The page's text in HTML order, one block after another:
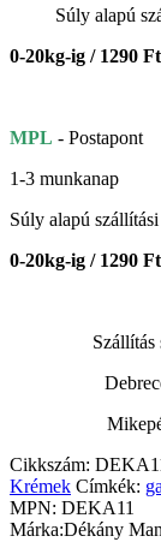
Súly alapú
0-20kg-ig / 1290 Ft
MPL - Postapont
1-3 munkanap
Súly alapú
0-20kg-ig / 1290 Ft
Szállítás
Cikkszám:
Krémek Címkék:
MPN: DEKA11
Márka:Dékány